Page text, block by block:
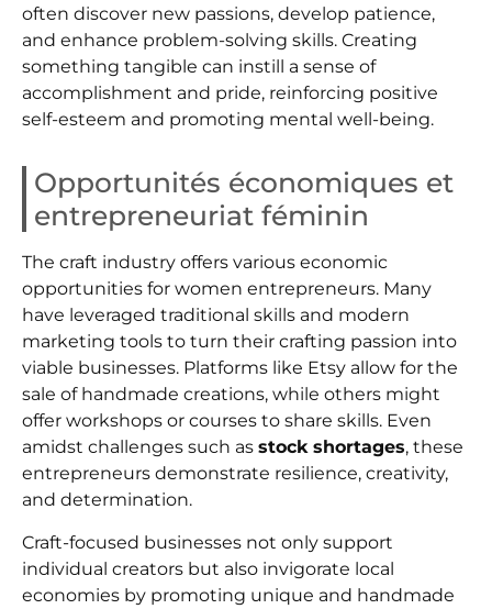
often discover new passions, develop patience,
and enhance problem-solving skills. Creating
something tangible can instill a sense of
accomplishment and pride, reinforcing positive
self-esteem and promoting mental well-being.
Opportunités économiques et
entrepreneuriat féminin
The craft industry offers various economic
opportunities for women entrepreneurs. Many
have leveraged traditional skills and modern
marketing tools to turn their crafting passion into
viable businesses. Platforms like Etsy allow for the
sale of handmade creations, while others might
offer workshops or courses to share skills. Even
amidst challenges such as stock shortages, these
entrepreneurs demonstrate resilience, creativity,
and determination.
Craft-focused businesses not only support
individual creators but also invigorate local
economies by promoting unique and handmade